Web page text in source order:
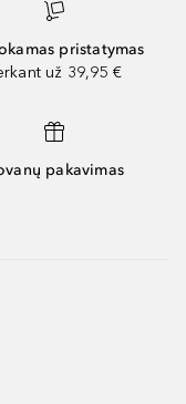
pristatymas
už 39,95 €
pakavimas